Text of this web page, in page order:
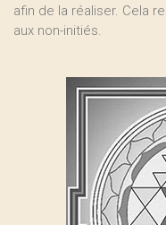
afin de la réaliser. Cela
aux non-initiés.